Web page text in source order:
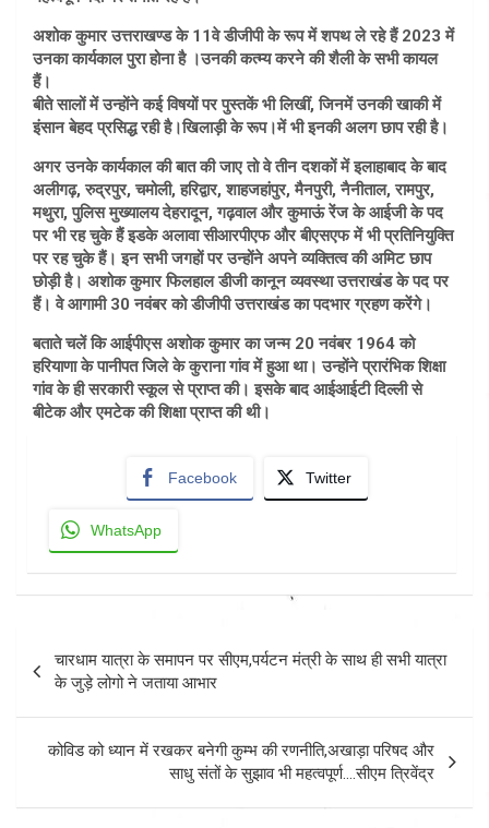
अशोक कुमार उत्तराखण्ड के 11वे डीजीपी के रूप में शपथ ले रहे हैं 2023 में
उनका कार्यकाल पुरा होना है ।उनकी कत्म्य करने की शैली के सभी कायल
हैं।
बीते सालों में उन्होंने कई विषयों पर पुस्तकें भी लिखीं, जिनमें उनकी खाकी में
इंसान बेहद प्रसिद्ध रही है।खिलाड़ी के रूप।में भी इनकी अलग छाप रही है।
अगर उनके कार्यकाल की बात की जाए तो वे तीन दशकों में इलाहाबाद के बाद
अलीगढ़, रुद्रपुर, चमोली, हरिद्वार, शाहजहांपुर, मैनपुरी, नैनीताल, रामपुर,
मथुरा, पुलिस मुख्यालय देहरादून, गढ़वाल और कुमाऊं रेंज के आईजी के पद
पर भी रह चुके हैं इडके अलावा सीआरपीएफ और बीएसएफ में भी प्रतिनियुक्ति
पर रह चुके हैं। इन सभी जगहों पर उन्होंने अपने व्यक्तित्व की अमिट छाप
छोड़ी है। अशोक कुमार फिलहाल डीजी कानून व्यवस्था उत्तराखंड के पद पर
हैं। वे आगामी 30 नवंबर को डीजीपी उत्तराखंड का पदभार ग्रहण करेंगे।
बताते चलें कि आईपीएस अशोक कुमार का जन्म 20 नवंबर 1964 को
हरियाणा के पानीपत जिले के कुराना गांव में हुआ था। उन्होंने प्रारंभिक शिक्षा
गांव के ही सरकारी स्कूल से प्राप्त की। इसके बाद आईआईटी दिल्ली से
बीटेक और एमटेक की शिक्षा प्राप्त की थी।
Facebook Twitter
WhatsApp
navigation
चारधाम यात्रा के समापन पर सीएम,पर्यटन मंत्री के साथ ही सभी यात्रा
के जुड़े लोगो ने जताया आभार
कोविड को ध्यान में रखकर बनेगी कुम्भ की रणनीति,अखाड़ा परिषद और
साधु संतों के सुझाव भी महत्वपूर्ण….सीएम त्रिवेंद्र